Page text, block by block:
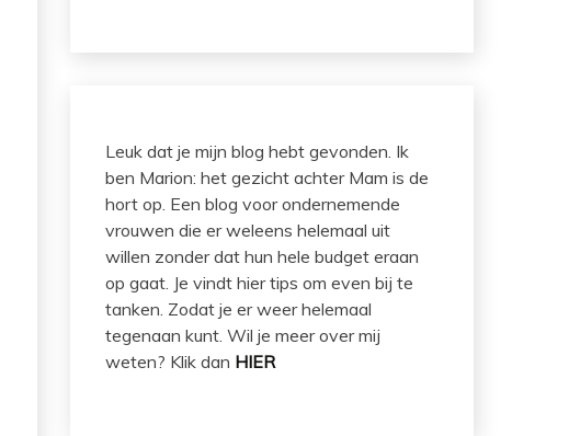
Leuk dat je mijn blog hebt gevonden. Ik
ben Marion: het gezicht achter Mam is de
hort op. Een blog voor ondernemende
vrouwen die er weleens helemaal uit
willen zonder dat hun hele budget eraan
op gaat. Je vindt hier tips om even bij te
tanken. Zodat je er weer helemaal
tegenaan kunt. Wil je meer over mij
weten? Klik dan HIER